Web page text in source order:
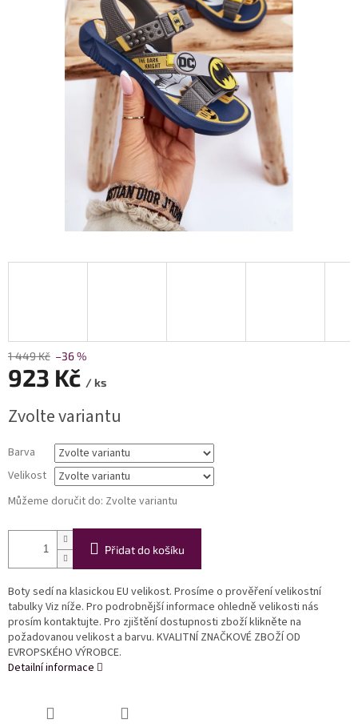
1 449 Kč –36 %
923 Kč / ks
cena:
Zvolte variantu
Barva
Velikost
Můžeme doručit do: Zvolte variantu
Přidat do košíku
Boty sedí na klasickou EU velikost. Prosíme o prověření velikostní
tabulky Viz níže. Pro podrobnější informace ohledně velikosti nás
prosím kontaktujte. Pro zjištění dostupnosti zboží klikněte na
požadovanou velikost a barvu. KVALITNÍ ZNAČKOVÉ ZBOŽÍ OD
EVROPSKÉHO VÝROBCE.
Detailní informace